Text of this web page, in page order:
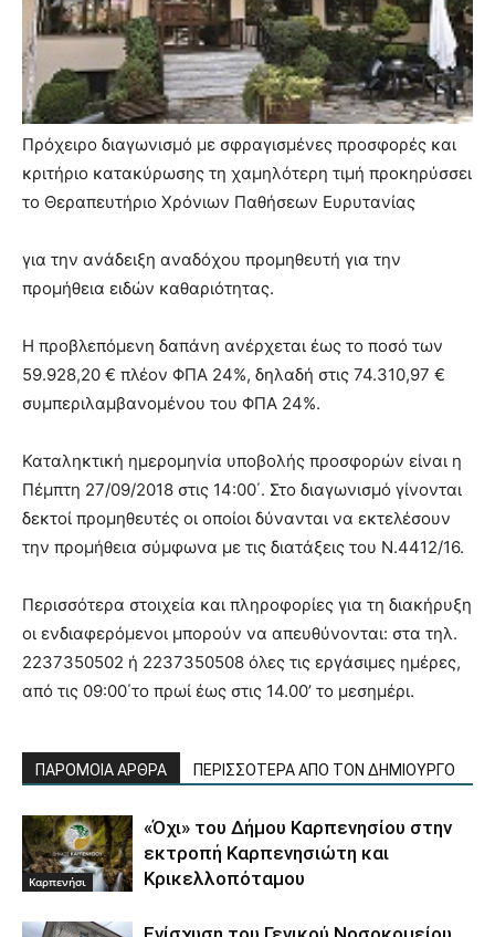
Πρόχειρο διαγωνισμό με σφραγισμένες προσφορές και
κριτήριο κατακύρωσης τη χαμηλότερη τιμή προκηρύσσει
το Θεραπευτήριο Χρόνιων Παθήσεων Ευρυτανίας
για την ανάδειξη αναδόχου προμηθευτή για την
προμήθεια ειδών καθαριότητας.
Η προβλεπόμενη δαπάνη ανέρχεται έως το ποσό των
59.928,20 € πλέον ΦΠΑ 24%, δηλαδή στις 74.310,97 €
συμπεριλαμβανομένου του ΦΠΑ 24%.
Καταληκτική ημερομηνία υποβολής προσφορών είναι η
Πέμπτη 27/09/2018 στις 14:00΄. Στο διαγωνισμό γίνονται
δεκτοί προμηθευτές οι οποίοι δύνανται να εκτελέσουν
την προμήθεια σύμφωνα με τις διατάξεις του Ν.4412/16.
Περισσότερα στοιχεία και πληροφορίες για τη διακήρυξη
οι ενδιαφερόμενοι μπορούν να απευθύνονται: στα τηλ.
2237350502 ή 2237350508 όλες τις εργάσιμες ημέρες,
από τις 09:00΄το πρωί έως στις 14.00’ το μεσημέρι.
ΠΑΡΟΜΟΙΑ ΑΡΘΡΑ ΠΕΡΙΣΣΟΤΕΡΑ ΑΠΟ ΤΟΝ ΔΗΜΙΟΥΡΓΟ
Καρπενήσι
«Όχι» του Δήμου Καρπενησίου στην
εκτροπή Καρπενησιώτη και
Κρικελλοπόταμου